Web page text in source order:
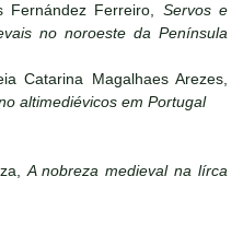
Fernández Ferreiro, Servos e
no noroeste da Península
Catarina Magalhaes Arezes,
altimediévicos em Portugal
A nobreza medieval na lírca